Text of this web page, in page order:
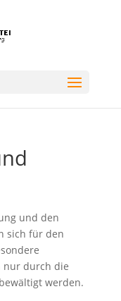
und den
sich für den
nur durch die
werden.